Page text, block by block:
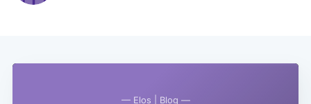
— Elos | Blog —